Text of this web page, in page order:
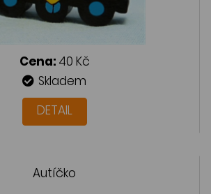
Cena: 40 Kč
Skladem
DETAIL
Autíčko